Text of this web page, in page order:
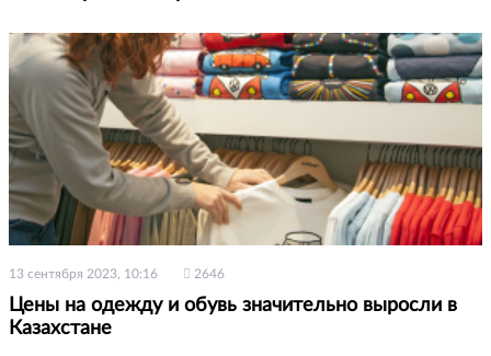
13 сентября 2023, 10:16 2646
Цены на одежду и обувь значительно выросли в
Казахстане